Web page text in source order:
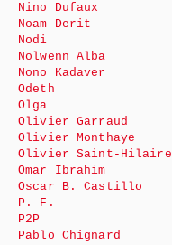
Nino Dufaux
Noam Derit
Nodi
Nolwenn Alba
Nono Kadaver
Odeth
Olga
Olivier Garraud
Olivier Monthaye
Olivier Saint-Hilaire
Omar Ibrahim
Oscar B. Castillo
P. F.
P2P
Pablo Chignard